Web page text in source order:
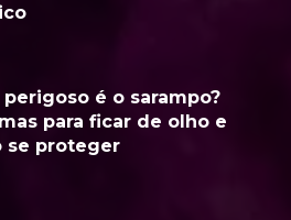
perigoso é o sarampo?
para ficar de olho e
se proteger